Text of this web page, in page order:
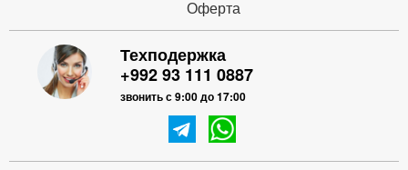
Оферта
Техподержка
+992 93 111 0887
звонить с 9:00 до 17:00